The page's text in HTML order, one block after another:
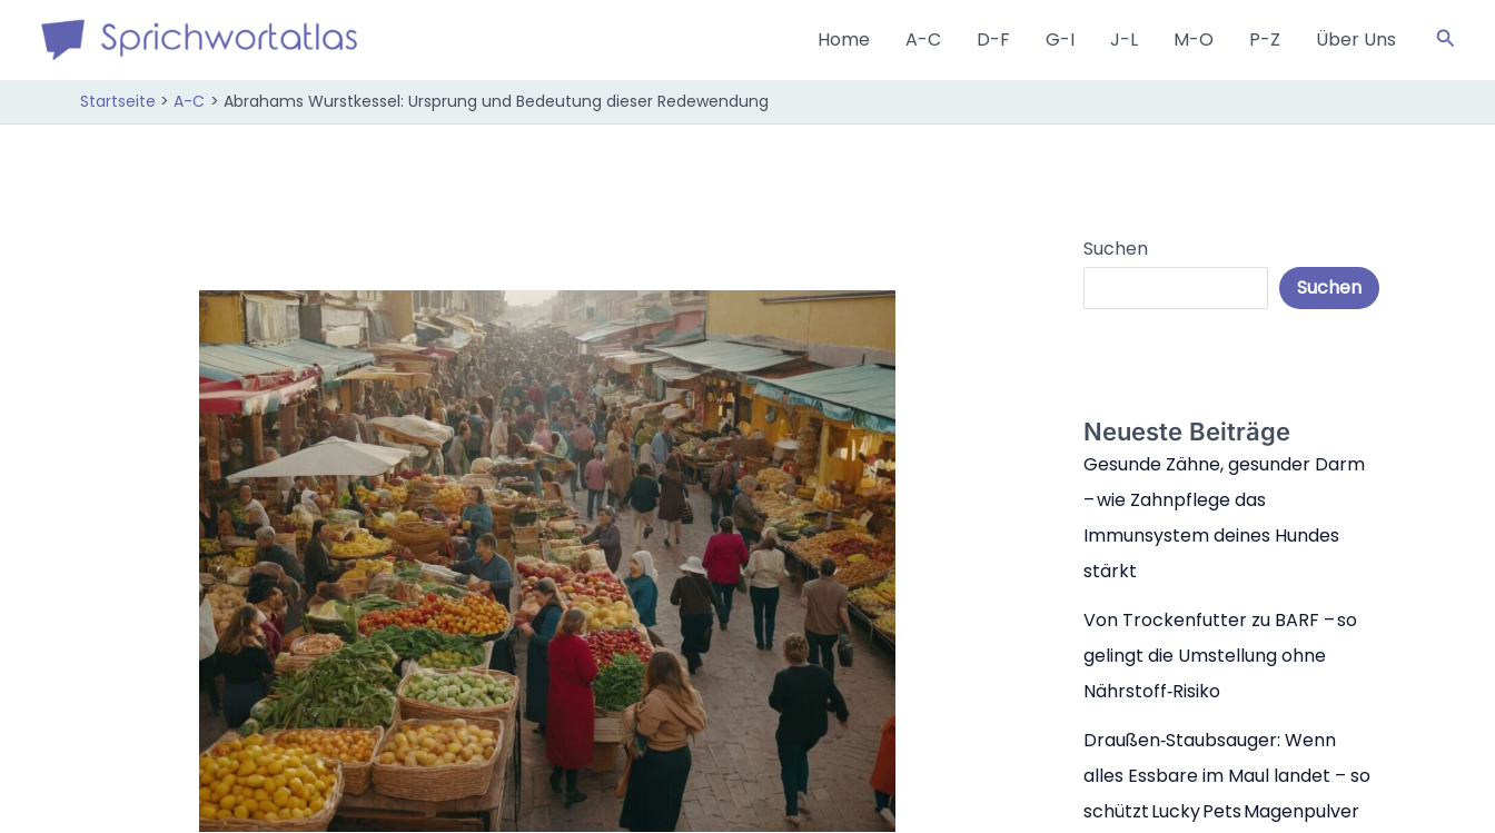
Inhalt
springen
Home A-C D-F G-I J-L M-O P-Z Über Uns
Startseite A-C Abrahams Wurstkessel: Ursprung und Bedeutung dieser Redewendung
Suchen
Suchen
Neueste Beiträge
Gesunde Zähne, gesunder Darm
– wie Zahnpflege das
Immunsystem deines Hundes
stärkt
Von Trockenfutter zu BARF – so
gelingt die Umstellung ohne
Nährstoff‑Risiko
Draußen‑Staubsauger: Wenn
alles Essbare im Maul landet – so
schützt Lucky Pets Magenpulver